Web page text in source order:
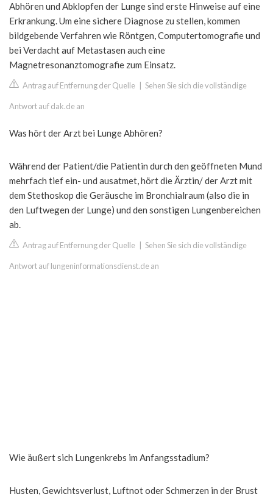
Abhören und Abklopfen der Lunge sind erste Hinweise auf eine
Erkrankung. Um eine sichere Diagnose zu stellen, kommen
bildgebende Verfahren wie Röntgen, Computertomografie und
bei Verdacht auf Metastasen auch eine
Magnetresonanztomografie zum Einsatz.
Antrag auf Entfernung der Quelle Sehen Sie sich die vollständige
Antwort auf dak.de an
Was hört der Arzt bei Lunge Abhören?
Während der Patient/die Patientin durch den geöffneten Mund
mehrfach tief ein- und ausatmet, hört die Ärztin/ der Arzt mit
dem Stethoskop die Geräusche im Bronchialraum (also die in
den Luftwegen der Lunge) und den sonstigen Lungenbereichen
ab.
Antrag auf Entfernung der Quelle Sehen Sie sich die vollständige
Antwort auf lungeninformationsdienst.de an
Wie äußert sich Lungenkrebs im Anfangsstadium?
Husten, Gewichtsverlust, Luftnot oder Schmerzen in der Brust